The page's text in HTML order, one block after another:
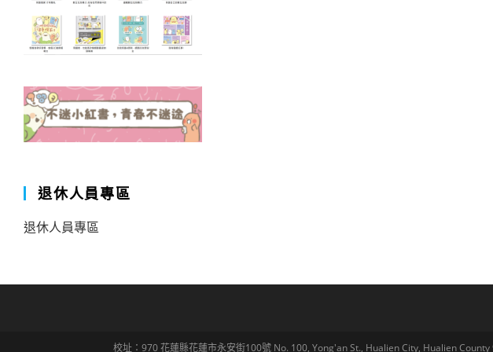
退休人員專區
退休人員專區
校址：970 花蓮縣花蓮市永安街100號 No. 100, Yong'an St., Hualien City, Hualien